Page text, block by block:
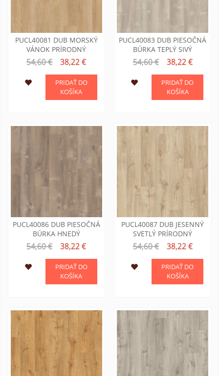
PUCL40081 DUB MORSKÝ
VÁNOK PRÍRODNÝ
54,60 € 38,22 €
PRIDAŤ DO
KOŠÍKA
PUCL40083 DUB PIESOČNÁ
BÚRKA TEPLÝ SIVÝ
54,60 € 38,22 €
PRIDAŤ DO
KOŠÍKA
PUCL40086 DUB PIESOČNÁ
BÚRKA HNEDÝ
54,60 € 38,22 €
PRIDAŤ DO
KOŠÍKA
PUCL40087 DUB JESENNÝ
SVETLÝ PRÍRODNÝ
54,60 € 38,22 €
PRIDAŤ DO
KOŠÍKA